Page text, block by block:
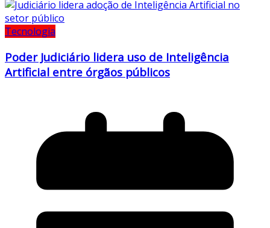
Tecnologia
Poder Judiciário lidera uso de Inteligência
Artificial entre órgãos públicos